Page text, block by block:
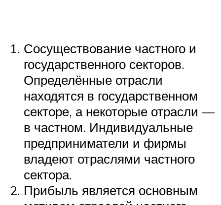
Сосуществование частного и
государственного секторов.
Определённые отрасли
находятся в государственном
секторе, а некоторые отрасли —
в частном. Индивидуальные
предприниматели и фирмы
владеют отраслями частного
сектора.
Прибыль является основным